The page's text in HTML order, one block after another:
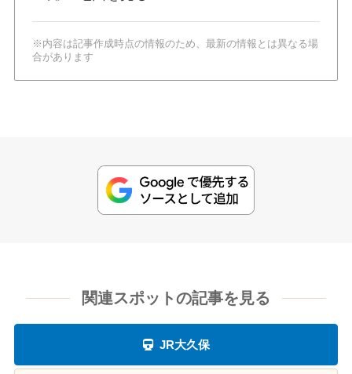
※内容は記事作成時点の情報のため、最新の情報とは異なる場
合があります
関連スポットの記事を見る
JR大久保